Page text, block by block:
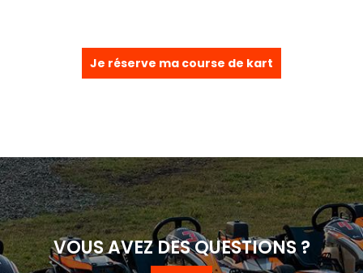
Je réserve ma course de kart
VOUS AVEZ DES QUESTIONS ?